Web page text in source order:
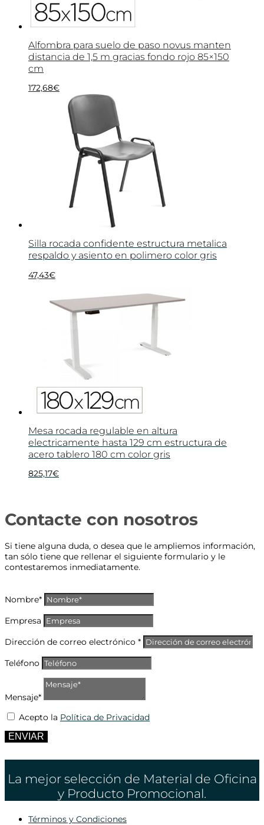
Alfombra para suelo de paso novus manten
distancia de 1,5 m gracias fondo rojo 85×150
cm
172,68€
Silla rocada confidente estructura metalica
respaldo y asiento en polimero color gris
47,43€
Mesa rocada regulable en altura
electricamente hasta 129 cm estructura de
acero tablero 180 cm color gris
825,17€
Contacte con nosotros
Si tiene alguna duda, o desea que le ampliemos información,
tan sólo tiene que rellenar el siguiente formulario y le
contestaremos inmediatamente.
Nombre*
Empresa
Dirección de correo electrónico *
Teléfono
Mensaje*
Acepto la Política de Privacidad
ENVIAR
La mejor selección de Material de Oficina
y Producto Promocional.
Términos y Condiciones